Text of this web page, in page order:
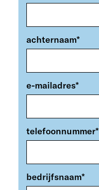
achternaam*
e-mailadres*
telefoonnummer*
bedrijfsnaam*